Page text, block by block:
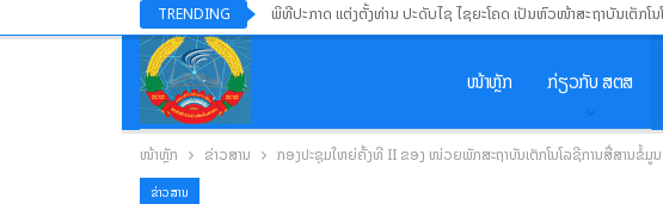
TRENDING ພິທີປະກາດ ແຕ່ງຕັ້ງທ່ານ ປະດັບໄຊ ໄຊຍະໂຄດ ເປັນຫົວໜ້າສະຖາບັນເຕັກໂ
ໜ້າຫຼັກ ກ່ຽວກັບ ສຕສ
ໜ້າຫຼັກ ຂ່າວສານ ກອງປະຊຸມໃຫຍ່ຄັ້ງທີ II ຂອງ ໜ່ວຍພັກສະຖາບັນເຕັກໂນໂລຊີການສື່ສານຂໍ້ມູ
ຂ່າວສານ